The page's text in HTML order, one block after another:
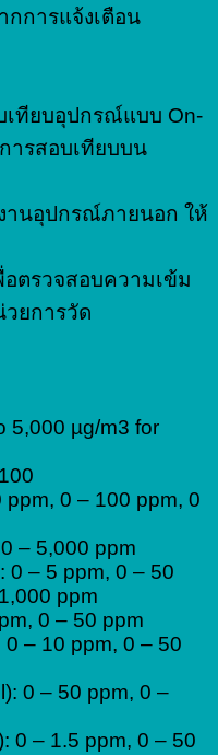
กการแจ้งเตือน
เทียบอุปกรณ์แบบ On-
ารสอบเทียบบน
านอุปกรณ์ภายนอก ให้
ตรวจสอบความเข้ม
ยการวัด
5,000 µg/m3 for
0 – 100 ppm, 0
– 5,000 ppm
0 – 5 ppm, 0 – 50
ppm
0 – 50 ppm
– 10 ppm, 0 – 50
0 – 50 ppm, 0 –
0 – 1.5 ppm, 0 – 50